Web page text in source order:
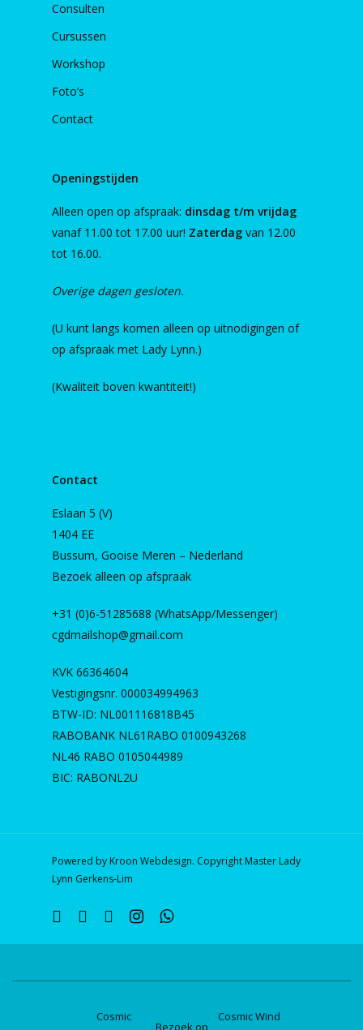
Consulten
Cursussen
Workshop
Foto’s
Contact
Openingstijden
Alleen open op afspraak: dinsdag t/m vrijdag
vanaf 11.00 tot 17.00 uur! Zaterdag van 12.00
tot 16.00.
Overige dagen gesloten.
(U kunt langs komen alleen op uitnodigingen of
op afspraak met Lady Lynn.)
(Kwaliteit boven kwantiteit!)
Contact
Eslaan 5 (V)
1404 EE
Bussum, Gooise Meren – Nederland
Bezoek alleen op afspraak
+31 (0)6-51285688 (WhatsApp/Messenger)
cgdmailshop@gmail.com
KVK 66364604
Vestigingsnr. 000034994963
BTW-ID: NL001116818B45
RABOBANK NL61RABO 0100943268
NL46 RABO 0105044989
BIC: RABONL2U
Powered by Kroon Webdesign. Copyright Master Lady
Lynn Gerkens-Lim
twitter facebooklinkedininstagramwhatsapp
Cosmic
Bezoek op
Cosmic Wind